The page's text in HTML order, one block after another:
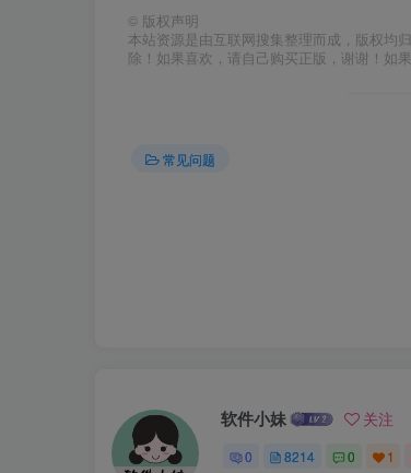
© 版权声明
本站资源是由互联网搜集整理而成，版权均
除！如果喜欢，请自己购买正版，谢谢！如
常见问题
软件小妹 关注
0 8214 0 1